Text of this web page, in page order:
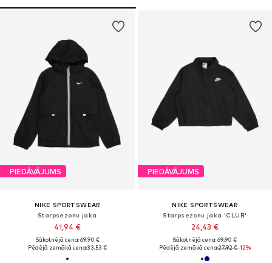
PIEDĀVĀJUMS
NIKE SPORTSWEAR
Starpsezonu jaka
41,94 €
Sākotnējā cena: 69,90 €
Pēdējā zemākā cena:33,53 €
PIEDĀVĀJUMS
NIKE SPORTSWEAR
Starpsezonu jaka 'CLUB'
24,43 €
Sākotnējā cena: 69,90 €
Pēdējā zemākā cena:27,92 €-12%